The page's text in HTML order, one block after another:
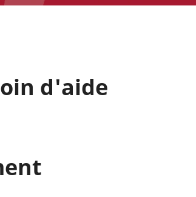
d'aide